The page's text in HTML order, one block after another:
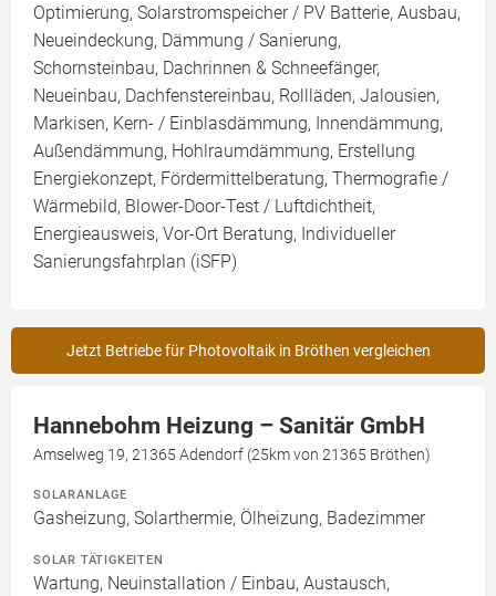
Optimierung, Solarstromspeicher / PV Batterie, Ausbau,
Neueindeckung, Dämmung / Sanierung,
Schornsteinbau, Dachrinnen & Schneefänger,
Neueinbau, Dachfenstereinbau, Rollläden, Jalousien,
Markisen, Kern- / Einblasdämmung, Innendämmung,
Außendämmung, Hohlraumdämmung, Erstellung
Energiekonzept, Fördermittelberatung, Thermografie /
Wärmebild, Blower-Door-Test / Luftdichtheit,
Energieausweis, Vor-Ort Beratung, Individueller
Sanierungsfahrplan (iSFP)
Jetzt Betriebe für Photovoltaik in Bröthen vergleichen
Hannebohm Heizung – Sanitär GmbH
Amselweg 19, 21365 Adendorf (25km von 21365 Bröthen)
SOLARANLAGE
Gasheizung, Solarthermie, Ölheizung, Badezimmer
SOLAR TÄTIGKEITEN
Wartung, Neuinstallation / Einbau, Austausch,